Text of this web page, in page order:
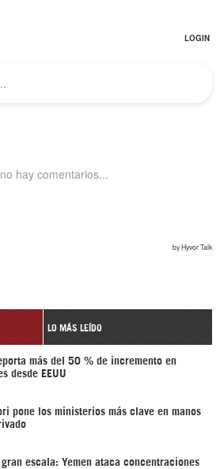
LO MÁS LEÍDO
más del 50 % de incremento en
desde EEUU
pone los ministerios más clave en manos
gran escala: Yemen ataca concentraciones